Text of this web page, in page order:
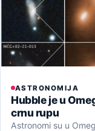
ASTRONOMIJA
Hubble je u
crnu rupu
Astronomi su u